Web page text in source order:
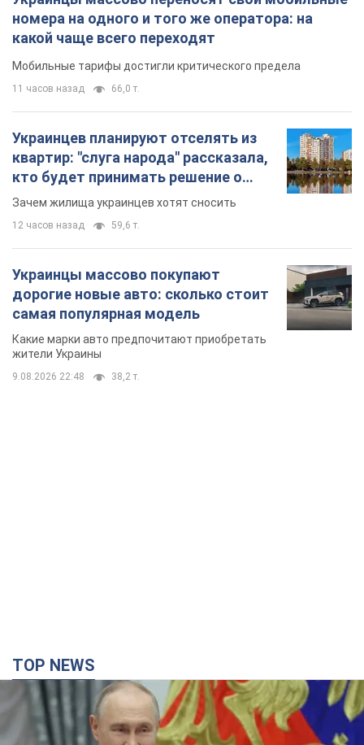
номера на одного и того же оператора: на
какой чаще всего переходят
Мобильные тарифы достигли критического предела
11 часов назад 66,0 т.
Украинцев планируют отселять из
квартир: "слуга народа" рассказала,
кто будет принимать решение о
сносе домов
Зачем жилища украинцев хотят сносить
12 часов назад 59,6 т.
Украинцы массово покупают
дорогие новые авто: сколько стоит
самая популярная модель
Какие марки авто предпочитают приобретать
жители Украины
9.08.2026 22:48 38,2 т.
TOP NEWS